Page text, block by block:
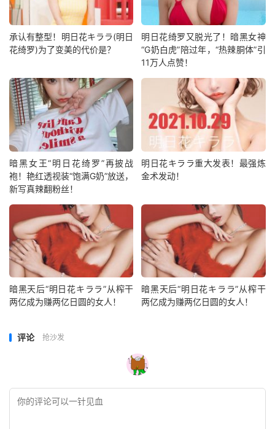
承认有整型！明日花キララ(明日
花绮罗)为了变美的代价是？
明日花绮罗又脱光了！暗黑女神
“G奶白虎”陪过年，“热辣胴体”引
11万人点赞！
暗黑女王“明日花绮罗”再披战
袍！艳红透视装“饱满G奶”放送，
新写真辣翻粉丝！
明日花キララ重大发表！最强炼
金术发动！
暗黑天后“明日花キララ”从榨干
两亿成为赚两亿日圆的女人！
暗黑天后“明日花キララ”从榨干
两亿成为赚两亿日圆的女人！
评论 抢沙发